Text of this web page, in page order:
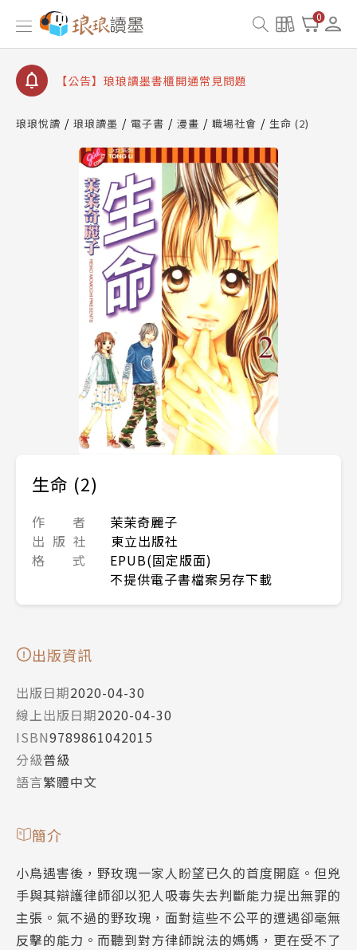
0
【公告】琅琅讀墨數位閱讀資產合併與書櫃開通申請
【公告】琅琅讀墨書櫃開通常見問題
【公告】琅琅讀墨 3 分鐘完成書櫃開通與資產合併申
請圖文教學
查詢
【公告】琅琅讀墨數位閱讀資產合併與書櫃開通申請
琅琅悅讀 琅琅讀墨 電子書 漫畫 職場社會 生命 (2)
生命 (2)
作 者
茉茉奇麗子
出 版 社
東立出版社
格 式
EPUB(固定版面)
不提供電子書檔案另存下載
出版資訊
出版日期2020-04-30
線上出版日期2020-04-30
ISBN9789861042015
分級普級
語言繁體中文
簡介
小鳥遇害後，野玫瑰一家人盼望已久的首度開庭。但兇
手與其辯護律師卻以犯人吸毒失去判斷能力提出無罪的
主張。氣不過的野玫瑰，面對這些不公平的遭遇卻毫無
反擊的能力。而聽到對方律師說法的媽媽，更在受不了